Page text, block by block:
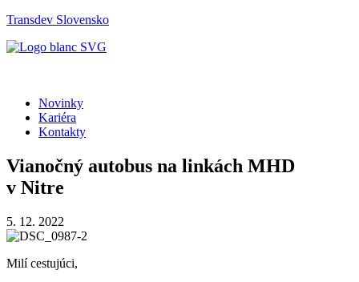
Transdev Slovensko
Novinky
Kariéra
Kontakty
Vianočný autobus na linkách MHD
v Nitre
5. 12. 2022
Milí cestujúci,